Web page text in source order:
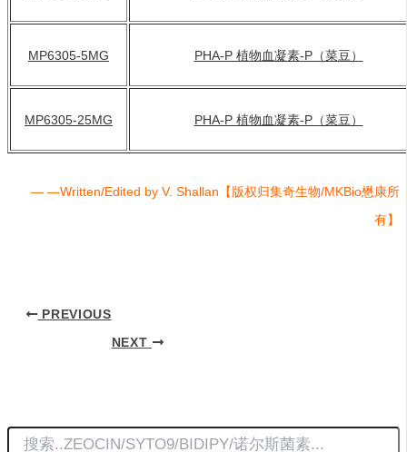
MP6305-5MG PHA-P 植物血凝素-P（菜豆）
MP6305-25MG PHA-P 植物血凝素-P（菜豆）
— —Written/Edited by V. Shallan【版权归集奇生物/MKBio懋康所
有】
PREVIOUS
NEXT